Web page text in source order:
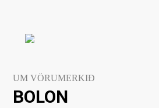
UM VÖRUMERKIÐ
BOLON